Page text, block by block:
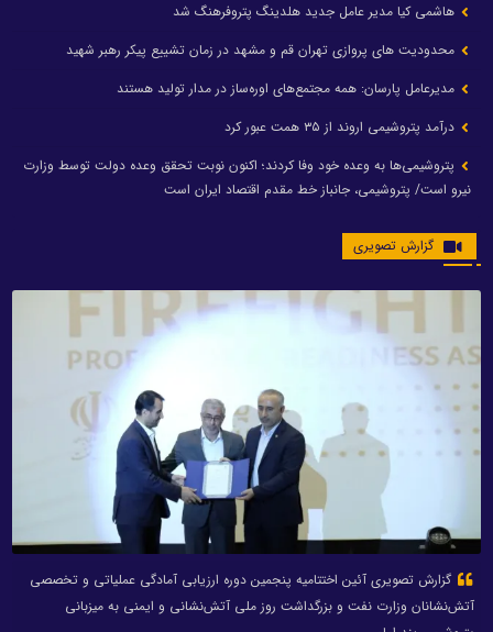
هاشمی کیا مدیر عامل جدید هلدینگ پتروفرهنگ شد
محدودیت های پروازی تهران قم و مشهد در زمان تشییع پیکر رهبر شهید
مدیرعامل پارسان: همه مجتمع‌های اوره‌ساز در مدار تولید هستند
درآمد پتروشیمی اروند از ۳۵ همت عبور کرد
پتروشیمی‌ها به وعده خود وفا کردند؛ اکنون نوبت تحقق وعده دولت توسط وزارت
نیرو است/ پتروشیمی، جانباز خط مقدم اقتصاد ایران است
گزارش تصویری
گزارش تصویری آئین اختتامیه پنجمین دوره ارزیابی آمادگی عملیاتی و تخصصی
آتش‌نشانان وزارت نفت و بزرگداشت روز ملی آتش‌نشانی و ایمنی به میزبانی